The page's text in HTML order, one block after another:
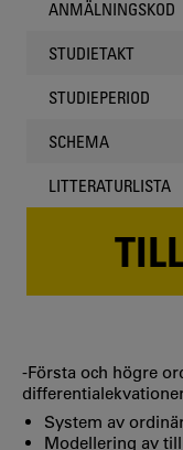
ANMÄLNINGSKOD
STUDIETAKT
STUDIEPERIOD
SCHEMA
LITTERATURLISTA
-Första och högre
System av
Modellering av